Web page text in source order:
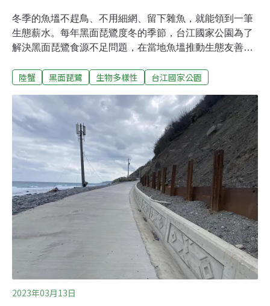
冬季的魚塭不趕鳥、不用細網、留下雜魚，就能領到一筆
生態薪水。每年黑面琵鷺度冬的季節，台江國家公園為了
解決黑面琵鷺食源不足問題，在當地魚塭推動生態友善棲
10月，黑面琵鷺陸續飛抵台江國家公園避冬，此時周邊養
曬、殺菌，替隔年養殖做準備。過程中水位降低，也成了
黑面琵鷺覓食的絕佳地點。不過常有漁民在曬坪前就撈起
剩餘漁獲，或在短時間內迅速放乾池水。為確保黑面琵鷺
食物來源，台江處2019年起與南台科技大學合作，邀請漁
民協助營造生態友善棲地，30日於「2022年台江國家公園
保育研究成果發表會」分享成果。參與漁民必須配合於黑
面琵鷺度冬期間（每年10月至隔年4月）曬坪；還需將水
位維持在20至30公分至少五天；並遵守留下雜魚、不驅趕
鳥類、不使用有害化學藥劑、不使用細網妨礙魚類進出等
原則；同時配合協助鳥類監測工作
陸蟹 黑面琵鷺 生物多樣性 台江國家公園
2023年03月13日